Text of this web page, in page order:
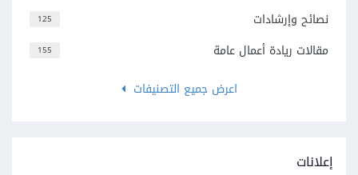
125 نصائح وإرشادات
155
مقالات ريادة أعمال عامة
اعرض جميع التصنيفات
إعلانات